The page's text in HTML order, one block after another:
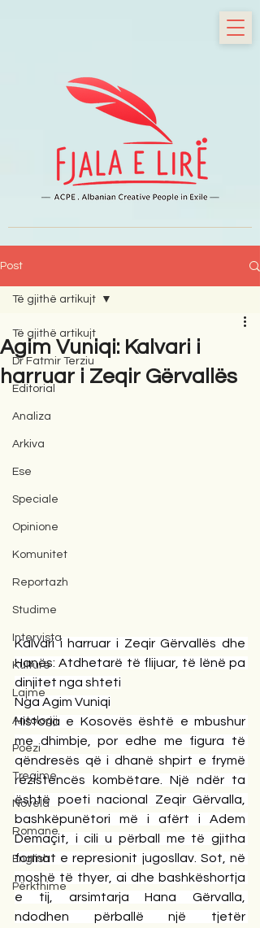
Post
Të gjithë artikujt
Dr Fatmir Terziu
Editorial
Analiza
Arkiva
Ese
Speciale
Opinione
Komunitet
Reportazh
Studime
Intervista
Kulturë
Lajme
Antologji
Poezi
Tregime
Novela
Romane
English
Përkthime
Të gjithë artikujt
Agim Vuniqi: Kalvari i
harruar i Zeqir Gërvallës
Kalvari i harruar i Zeqir Gërvallës dhe
Hanës: Atdhetarë të flijuar, të lënë pa
dinjitet nga shteti
Nga Agim Vuniqi
Historia e Kosovës është e mbushur
me dhimbje, por edhe me figura të
qëndresës që i dhanë shpirt e frymë
rezistencës kombëtare. Një ndër ta
është poeti nacional Zeqir Gërvalla,
bashkëpunëtori më i afërt i Adem
Demaçit, i cili u përball me të gjitha
format e represionit jugosllav. Sot, në
moshë të thyer, ai dhe bashkëshortja
e tij, arsimtarja Hana Gërvalla,
ndodhen përballë një tjetër